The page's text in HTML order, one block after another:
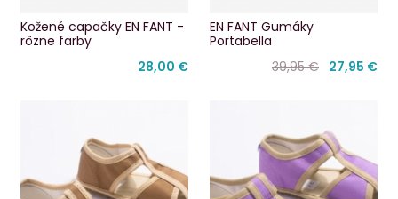
Kožené capačky EN FANT -
rôzne farby
28,00 €
EN FANT Gumáky
Portabella
39,95 € 27,95 €